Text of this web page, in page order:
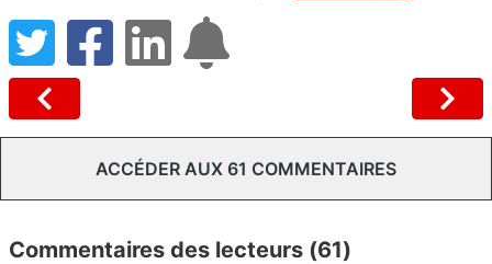
ACCÉDER AUX 61 COMMENTAIRES
Commentaires des lecteurs (61)